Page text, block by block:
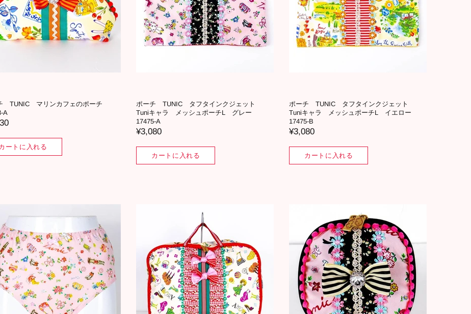
TUNIC マリンカフェのポーチ
A
ートに入れる
ポーチ TUNIC タフタインクジェット
Tuniキャラ メッシュポーチL グレー
17475-A
¥3,080
カートに入れる
ポーチ TUNIC タフタインクジェット
Tuniキャラ メッシュポーチL イエロー
17475-B
¥3,080
カートに入れる